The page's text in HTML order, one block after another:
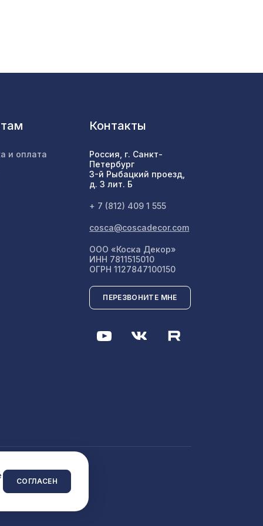
505 ₽
961 ₽
и оплата
Контакты
Россия, г. Санкт-
Петербург
3-й Рыбацкий проезд,
д. 3 лит. Б
+ 7 (812) 409 1 555
cosca@coscadecor.com
ООО «Коска Декор»
ИНН 7811515010
ОГРН 1127847100150
ПЕРЕЗВОНИТЕ МНЕ
СОГЛАСЕН